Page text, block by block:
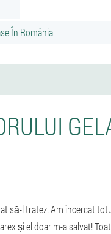
În România
să-l tratez. Am încercat
și el doar m-a salvat!